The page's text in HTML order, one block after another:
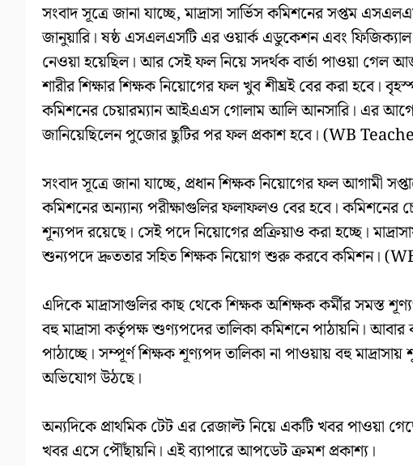
সংবাদ সূত্রে জানা যাচ্ছে, মাদ্রাসা সার্ভিস কমিশনের সপ্তম
জানুয়ারি। ষষ্ঠ এসএলএসটি এর ওয়ার্ক এডুকেশন এবং
নেওয়া হয়েছিল। আর সেই ফল নিয়ে সদর্থক বার্তা পাওয়া গেল আজ,
শারীর শিক্ষার শিক্ষক নিয়ােগের ফল খুব শীঘ্রই বের করা হবে।
কমিশনের চেয়ারম্যান আইএএস গােলাম আলি আনসারি। এর আগে
জানিয়েছিলেন পুজোর ছুটির পর ফল প্রকাশ হবে। (WB
সংবাদ সূত্রে জানা যাচ্ছে, প্রধান শিক্ষক নিয়ােগের ফল আগামী
কমিশনের অন্যান্য পরীক্ষাগুলির ফলাফলও বের হবে। কমিশনের
শূন্যপদ রয়েছে। সেই পদে নিয়ােগের প্রক্রিয়াও করা হচ্ছে।
শুন্যপদে দ্রুততার সহিত শিক্ষক নিয়ােগ শুরু করবে কমিশন।
এদিকে মাদ্রাসাগুলির কাছ থেকে শিক্ষক অশিক্ষক কর্মীর সমস্ত
বহু মাদ্রাসা কর্তৃপক্ষ শুণ্যপদের তালিকা কমিশনে পাঠায়নি।
পাঠাচ্ছে। সম্পূর্ণ শিক্ষক শূণ্যপদ তালিকা না পাওয়ায় বহু
অভিযোগ উঠছে।
অন্যদিকে প্রাথমিক টেট এর রেজাল্ট নিয়ে একটি খবর পাওয়া
খবর এসে পৌঁছায়নি। এই ব্যাপারে আপডেট ক্রমশ প্রকাশ্য।